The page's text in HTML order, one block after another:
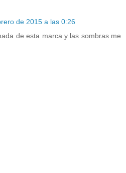
de 2015 a las 0:26
de esta marca y las sombras me